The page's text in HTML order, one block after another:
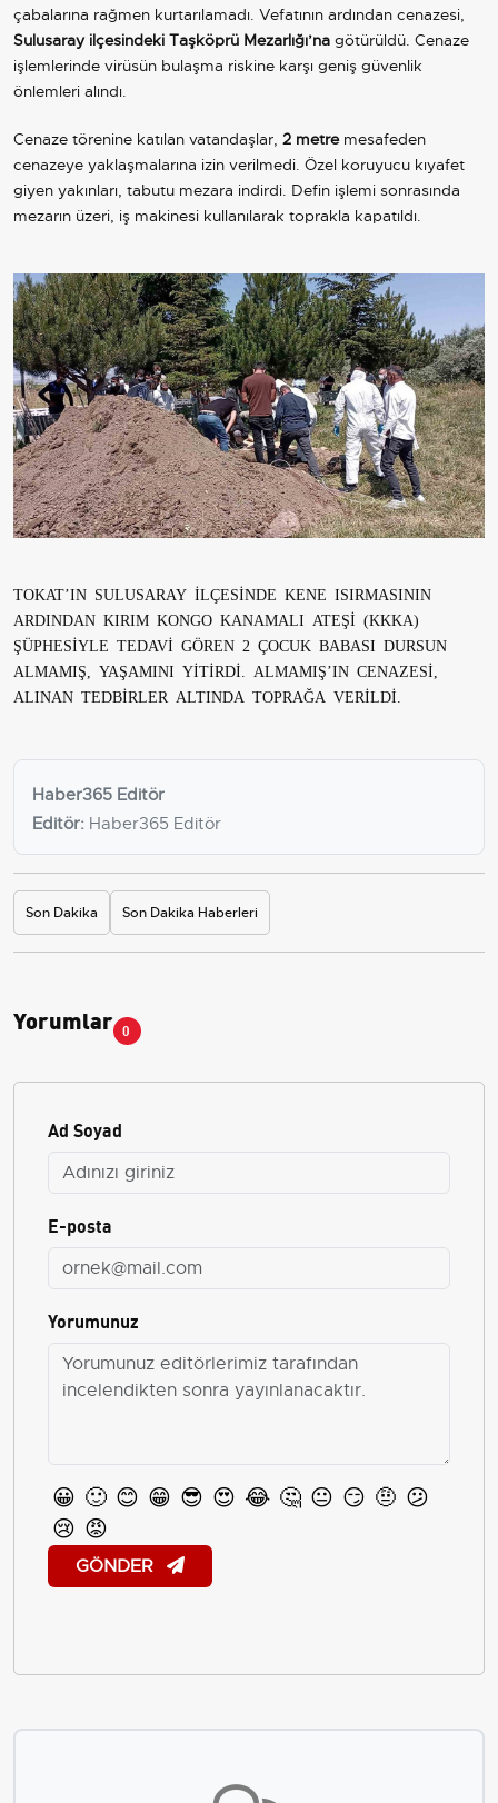
çabalarına rağmen kurtarılamadı. Vefatının ardından cenazesi,
Sulusaray ilçesindeki Taşköprü Mezarlığı’na götürüldü. Cenaze
işlemlerinde virüsün bulaşma riskine karşı geniş güvenlik
önlemleri alındı.
Cenaze törenine katılan vatandaşlar, 2 metremesafeden
cenazeye yaklaşmalarına izin verilmedi. Özel koruyucu kıyafet
giyen yakınları, tabutu mezara indirdi. Defin işlemi sonrasında
mezarın üzeri, iş makinesi kullanılarak toprakla kapatıldı.
TOKAT’IN SULUSARAY İLÇESİNDE KENE ISIRMASININ
ARDINDAN KIRIM KONGO KANAMALI ATEŞİ (KKKA)
ŞÜPHESİYLE TEDAVİ GÖREN 2 ÇOCUK BABASI DURSUN
ALMAMIŞ, YAŞAMINI YİTİRDİ. ALMAMIŞ’IN CENAZESİ,
ALINAN TEDBİRLER ALTINDA TOPRAĞA VERİLDİ.
Haber365 Editör
Editör: Haber365 Editör
Son Dakika Son Dakika Haberleri
Yorumlar 0
Ad Soyad
E-posta
Yorumunuz
😀 🙂 😊 😁 😎 😍 😂 🤔 😐 😏 🤨 😕
😢 😡
GÖNDER